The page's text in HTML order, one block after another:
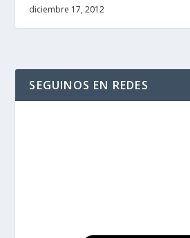
diciembre 17, 2012
SEGUINOS EN REDES